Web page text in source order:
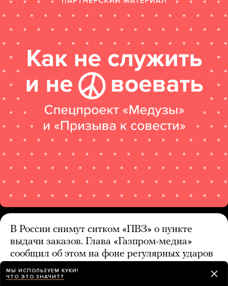
В России снимут ситком «ПВЗ» о пункте
выдачи заказов. Глава «Газпром-медиа»
сообщил об этом на фоне регулярных ударов
5 часов назад
МЫ ИСПОЛЬЗУЕМ КУКИ!
ЧТО ЭТО ЗНАЧИТ?